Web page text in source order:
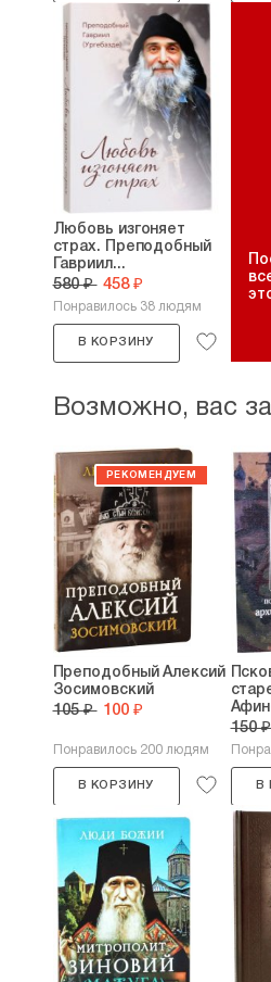
Любовь изгоняет
страх. Преподобный
Гавриил...
580 ₽ 458 ₽
Понравилось 38 людям
В КОРЗИНУ
Возможно, вас
Преподобный Алексий
Зосимовский
105 ₽ 100 ₽
Понравилось 200 людям
В КОРЗИНУ
150
В